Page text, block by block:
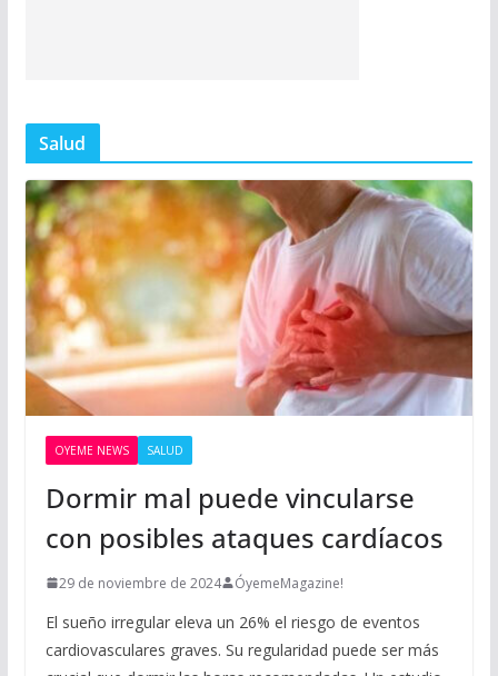
Salud
OYEME NEWS SALUD
Dormir mal puede vincularse
con posibles ataques cardíacos
29 de noviembre de 2024 ÓyemeMagazine!
El sueño irregular eleva un 26% el riesgo de eventos
cardiovasculares graves. Su regularidad puede ser más